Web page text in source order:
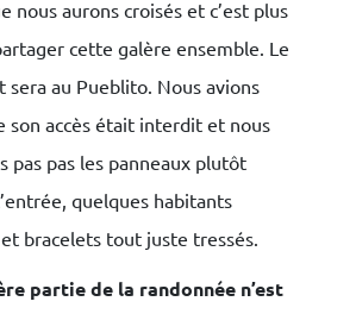
nous aurons croisés et c’est plus
cette galère ensemble. Le
sera au Pueblito. Nous avions
son accès était interdit et nous
pas pas les panneaux plutôt
quelques habitants
bracelets tout juste tressés.
partie de la randonnée n’est